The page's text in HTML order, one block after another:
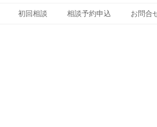
初回相談 相談予約申込 お問合